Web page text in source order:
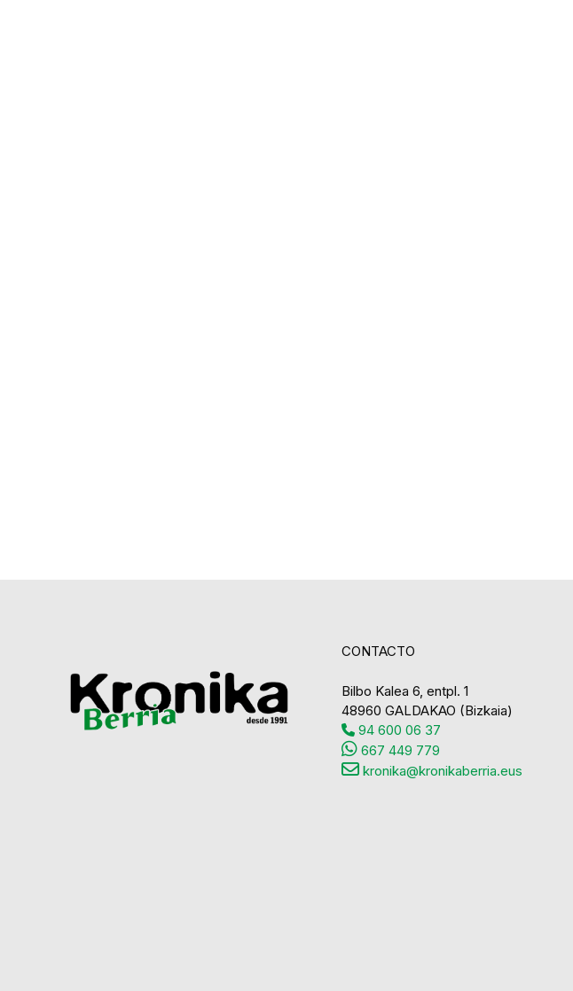
CONTACTO
Bilbo Kalea 6, entpl. 1
48960 GALDAKAO (Bizkaia)
94 600 06 37
667 449 779
kronika@kronikaberria.eus